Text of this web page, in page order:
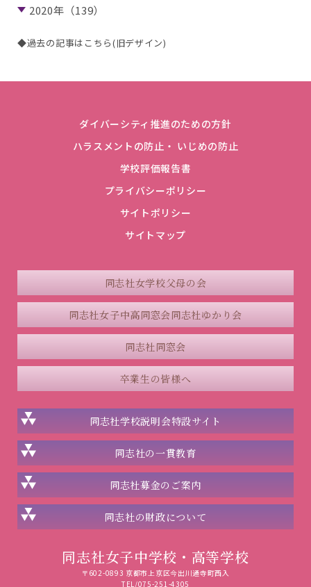
2020年（139）
◆過去の記事はこちら(旧デザイン)
ダイバーシティ推進のための方針
ハラスメントの防止・ いじめの防止
学校評価報告書
プライバシーポリシー
サイトポリシー
サイトマップ
同志社女学校父母の会
同志社女子中高同窓会同志社ゆかり会
同志社同窓会
卒業生の皆様へ
同志社学校説明会特設サイト
同志社の一貫教育
同志社募金のご案内
同志社の財政について
同志社女子中学校・高等学校
〒602-0893 京都市上京区今出川通寺町西入
TEL/075-251-4305